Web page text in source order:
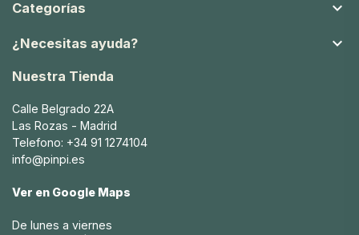
La elección de la toalla adecuada para un recién nacido es
recomendamos toallas con capucha que ayudan a
mantener la cabeza del bebé caliente y segura. Además,
nuestras toallas están hechas de materiales suaves y
absorbentes, como el algodón orgánico, que son gentiles
con la piel delicada de los recién nacidos.
Dónde comprar toallas para bebé Oliver
Furniture
Pinpi es tu tienda de confianza para comprar toallas para
bebé de alta calidad. Nos enorgullece ofrecer una amplia
Categorías 
¿Necesitas ayuda? 
Nuestra Tienda
Calle Belgrado 22A
Las Rozas - Madrid
Telefono: +34 91 1274104
info@pinpi.es
Ver en Google Maps
De lunes a viernes